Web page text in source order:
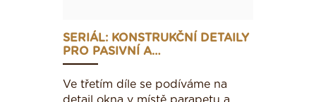
SERIÁL: KONSTRUKČNÍ DETAILY
PRO PASIVNÍ A…
Ve třetím díle se podíváme na